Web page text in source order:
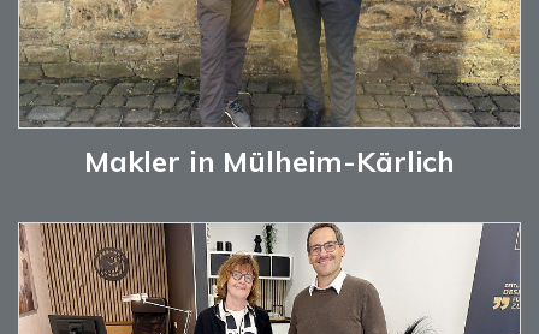
Makler in Mülheim-Kärlich